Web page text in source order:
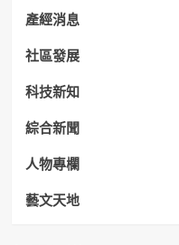
產經消息
社區發展
科技新知
綜合新聞
人物專欄
藝文天地